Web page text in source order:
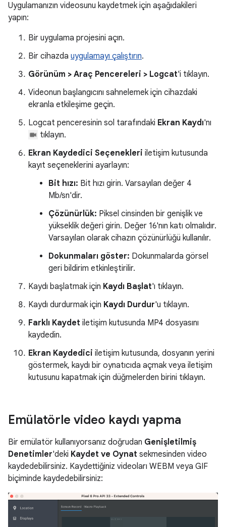
Uygulamanızın videosunu kaydetmek için aşağıdakileri
yapın:
Bir uygulama projesini açın.
Bir cihazda uygulamayı çalıştırın.
Görünüm > Araç Pencereleri > Logcat'i tıklayın.
Videonun başlangıcını sahnelemek için cihazdaki
ekranla etkileşime geçin.
Logcat penceresinin sol tarafındaki Ekran Kaydı'nı
tıklayın.
Ekran Kaydedici Seçenekleri iletişim kutusunda
kayıt seçeneklerini ayarlayın:
Bit hızı: Bit hızı girin. Varsayılan değer 4
Mb/sn'dir.
Çözünürlük: Piksel cinsinden bir genişlik ve
yükseklik değeri girin. Değer 16'nın katı olmalıdır.
Varsayılan olarak cihazın çözünürlüğü kullanılır.
Dokunmaları göster: Dokunmalarda görsel
geri bildirim etkinleştirilir.
Kaydı başlatmak için Kaydı Başlat'ı tıklayın.
Kaydı durdurmak için Kaydı Durdur'u tıklayın.
Farklı Kaydet iletişim kutusunda MP4 dosyasını
kaydedin.
Ekran Kaydedici iletişim kutusunda, dosyanın yerini
göstermek, kaydı bir oynatıcıda açmak veya iletişim
kutusunu kapatmak için düğmelerden birini tıklayın.
Emülatörle video kaydı yapma
Bir emülatör kullanıyorsanız doğrudan Genişletilmiş
Denetimler'deki Kaydet ve Oynat sekmesinden video
kaydedebilirsiniz. Kaydettiğiniz videoları WEBM veya GIF
biçiminde kaydedebilirsiniz: